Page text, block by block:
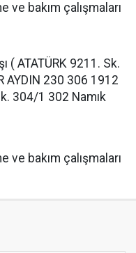
ve bakım çalışmaları
( ATATÜRK 9211. Sk.
AYDIN 230 306 1912
304/1 302 Namık
ve bakım çalışmaları